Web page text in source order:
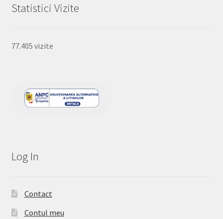
Statistici Vizite
77.405 vizite
Log In
Contact
Contul meu